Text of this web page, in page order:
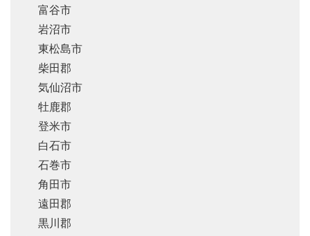
富谷市
岩沼市
東松島市
柴田郡
気仙沼市
牡鹿郡
登米市
白石市
石巻市
角田市
遠田郡
黒川郡